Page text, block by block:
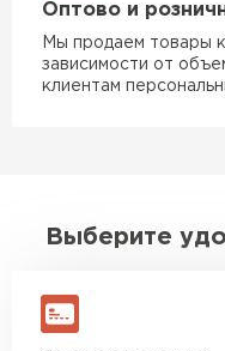
Оптово и
Мы продаем товары
зависимости от
клиентам
Выберите